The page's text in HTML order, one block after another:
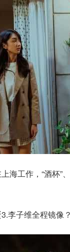
海工作，“酒杯”
李子维全程镜像？